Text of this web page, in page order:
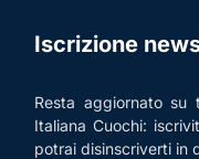
Iscrizione
Resta aggiornato su
Italiana Cuochi:
potrai disinscriverti in